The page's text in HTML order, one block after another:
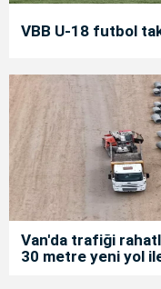
VBB U-18 futbol
Van'da trafiği
30 metre yeni yol